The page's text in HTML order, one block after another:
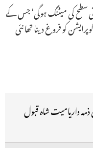
سطح کی میٹنگ ہوگی‘ جس کے
22اراکین میں کوپرایشن کو فروغ دینا تھا نئی
ذمہ داریامیت شاہ قبول